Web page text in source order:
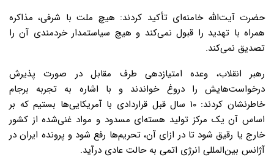
حضرت آیت‌الله خامنه‌ای تأکید کردند: هیچ ملت با شرفی، مذاکره
همراه با تهدید را قبول نمی‌کند و هیچ سیاستمدار خردمندی آن را
تصدیق نمی‌کند.
رهبر انقلاب، وعده امتیازدهی طرف مقابل در صورت پذیرش
درخواست‌هایش را دروغ خواندند و با اشاره به تجربه برجام
خاطرنشان کردند: ۱۰ سال قبل قراردادی با آمریکایی‌ها بستیم که بر
اساس آن یک مرکز تولید هسته‌ای مسدود و مواد غنی‌شده از کشور
خارج یا رقیق شود تا در ازای آن، تحریم‌ها رفع شود و پرونده ایران در
آژانس بین‌المللی انرژی اتمی به حالت عادی درآید.